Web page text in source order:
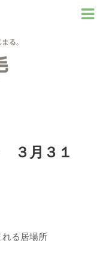
３月３１
る居場所